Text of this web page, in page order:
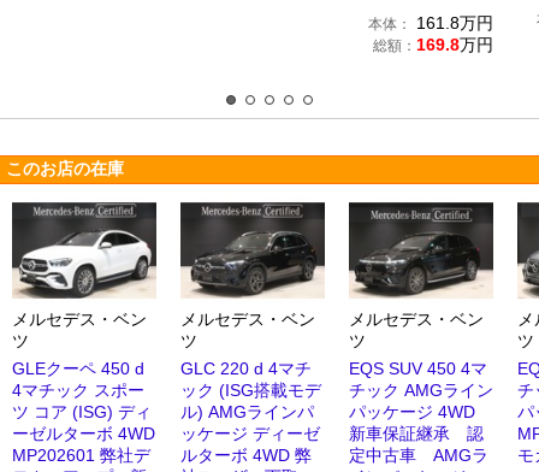
本体： 161.8万円
総額： 169.8万円
このお店の在庫
メルセデス・ベン
ツ
GLEクーペ 450 d
4マチック スポー
ツ コア (ISG) ディ
ーゼルターボ 4WD
MP202601 弊社デ
メルセデス・ベン
ツ
GLC 220 d 4マチ
ック (ISG搭載モデ
ル) AMGラインパ
ッケージ ディーゼ
ルターボ 4WD 弊
メルセデス・ベン
ツ
EQS SUV 450 4マ
チック AMGライン
パッケージ 4WD
新車保証継承 認
定中古車 AMGラ
ツ
チ
パ